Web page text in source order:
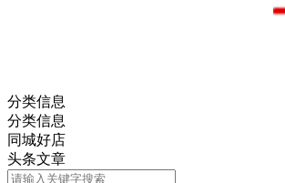
分类信息
分类信息
同城好店
头条文章